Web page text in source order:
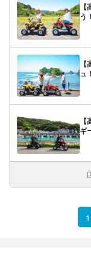
う
ュ
ギ
1